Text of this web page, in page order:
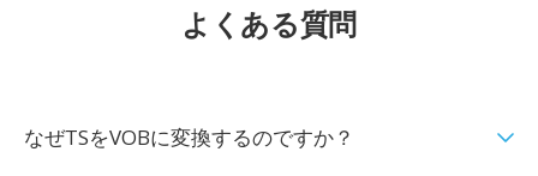
よくある質問
なぜTSをVOBに変換するのですか？